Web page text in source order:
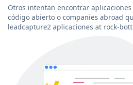
Otros intentan encontrar
código abierto o companies abroad
leadcapture2 aplicaciones at rock-